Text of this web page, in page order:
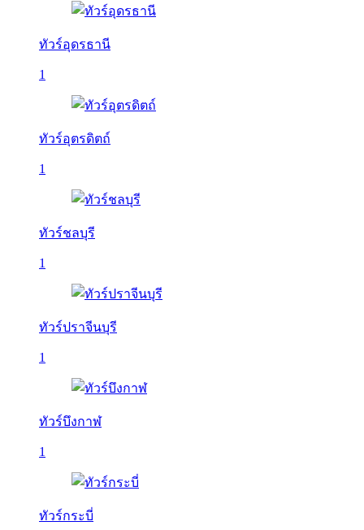
ทัวร์อุดรธานี
1
ทัวร์อุตรดิตถ์
1
ทัวร์ชลบุรี
1
ทัวร์ปราจีนบุรี
1
ทัวร์บึงกาฬ
1
ทัวร์กระบี่